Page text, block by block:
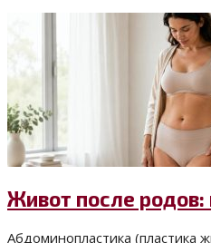
Живот после
Абдоминопластика (пластика